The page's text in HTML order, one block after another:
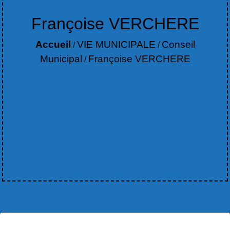
Françoise VERCHERE
Accueil /VIE MUNICIPALE / Conseil
Municipal / Françoise VERCHERE